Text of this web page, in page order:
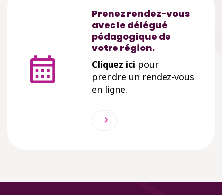
Prenez rendez-vous
avec le délégué
pédagogique de
votre région.
Cliquez ici pour
prendre un rendez-vous
en ligne.